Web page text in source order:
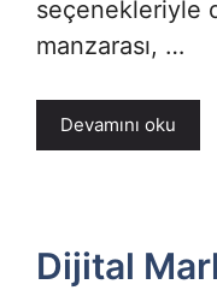
seçenekleriyle
manzarası, …
Devamını oku
Dijital